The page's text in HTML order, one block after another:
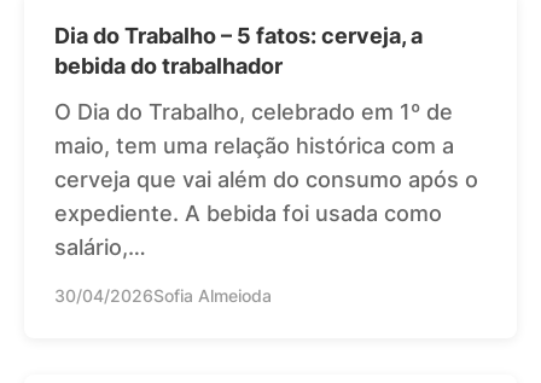
Dia do Trabalho – 5 fatos: cerveja, a
bebida do trabalhador
O Dia do Trabalho, celebrado em 1º de
maio, tem uma relação histórica com a
cerveja que vai além do consumo após o
expediente. A bebida foi usada como
salário,…
30/04/2026Sofia Almeioda